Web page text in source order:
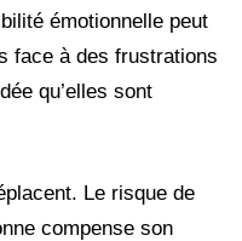
émotionnelle peut
face à des frustrations
qu’elles sont
Le risque de
compense son